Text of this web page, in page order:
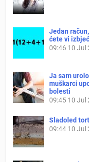
Jedan
ćete vi
09:46 10 Jul
Ja sam
muškarci
bolesti
09:45 10 Jul
Sladoled
09:44 10 Jul